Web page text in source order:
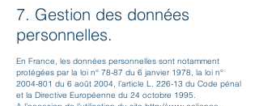
7. Gestion des données
personnelles.
En France, les données personnelles sont notamment
protégées par la loi n° 78-87 du 6 janvier 1978, la loi n°
2004-801 du 6 août 2004, l’article L. 226-13 du Code pénal
et la Directive Européenne du 24 octobre 1995.